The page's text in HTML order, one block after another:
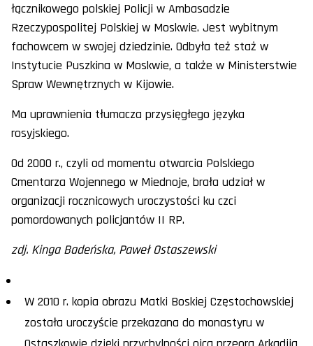
łącznikowego polskiej Policji w Ambasadzie
Rzeczypospolitej Polskiej w Moskwie. Jest wybitnym
fachowcem w swojej dziedzinie. Odbyła też staż w
Instytucie Puszkina w Moskwie, a także w Ministerstwie
Spraw Wewnętrznych w Kijowie.
Ma uprawnienia tłumacza przysięgłego języka
rosyjskiego.
Od 2000 r., czyli od momentu otwarcia Polskiego
Cmentarza Wojennego w Miednoje, brała udział w
organizacji rocznicowych uroczystości ku czci
pomordowanych policjantów II RP.
zdj. Kinga Badeńska, Paweł Ostaszewski
W 2010 r. kopia obrazu Matki Boskiej Częstochowskiej
została uroczyście przekazana do monastyru w